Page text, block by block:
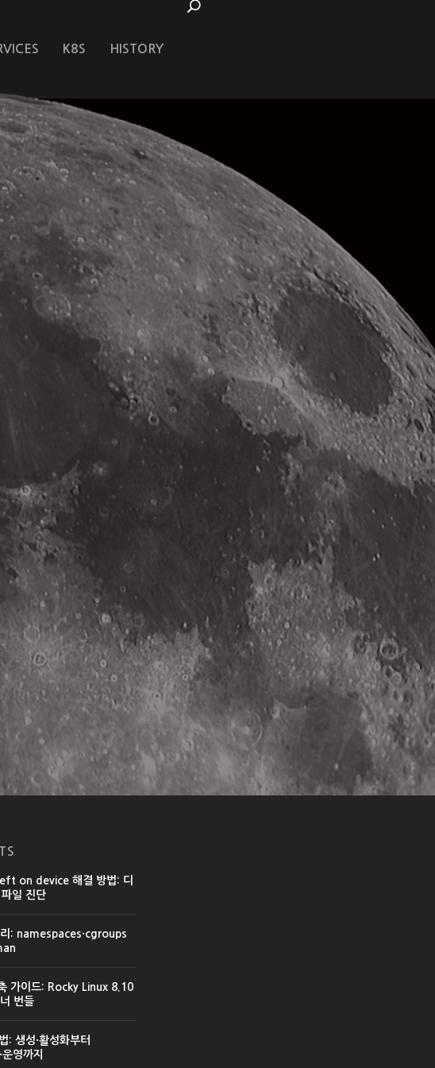
K8S HISTORY
on device 해결 방법: 디
일 진단
리: namespaces·cgroups
가이드: Rocky Linux 8.10
번들
: 생성·활성화부터
영까지